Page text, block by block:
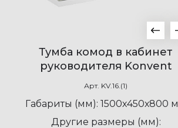
Тумба комод в кабинет
руководителя Konvent
Арт. KV.16.(1)
Габариты (мм): 1500х450х800
Другие размеры (мм):